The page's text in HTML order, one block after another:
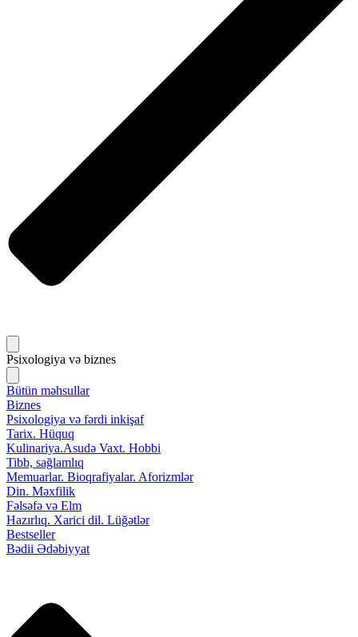
Psixologiya və biznes
Bütün məhsullar
Biznes
Psixologiya və fərdi inkişaf
Tarix. Hüquq
Kulinariya.Asudə Vaxt. Hobbi
Tibb, sağlamlıq
Memuarlar. Bioqrafiyalar. Aforizmlər
Din. Məxfilik
Fəlsəfə və Elm
Hazırlıq. Xarici dil. Lüğətlər
Bestseller
Bədii Ədəbiyyat